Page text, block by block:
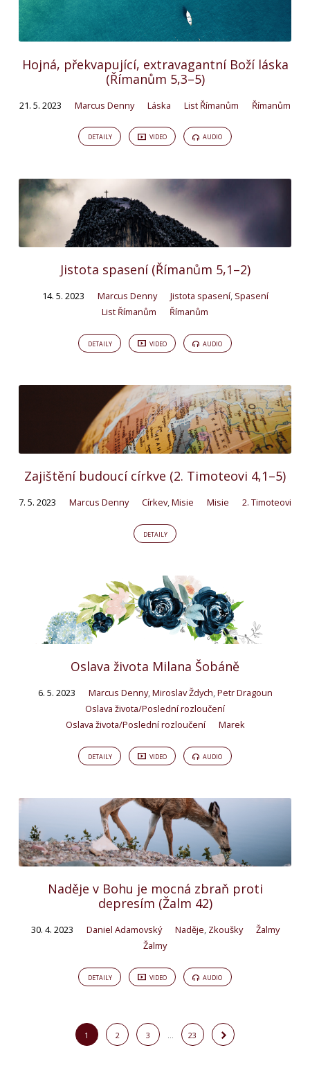
Hojná, překvapující, extravagantní Boží láska
(Římanům 5,3–5)
21. 5. 2023 Marcus Denny Láska List Římanům Římanům
DETAILY VIDEO AUDIO
Jistota spasení (Římanům 5,1–2)
14. 5. 2023 Marcus Denny Jistota spasení, Spasení
List Římanům
Římanům
DETAILY VIDEO AUDIO
Zajištění budoucí církve (2. Timoteovi 4,1–5)
7. 5. 2023 Marcus Denny Církev,Misie Misie 2. Timoteovi
DETAILY
Oslava života Milana Šobáně
6. 5. 2023 Marcus Denny,Miroslav Ždych,Petr Dragoun
Oslava života/Poslední rozloučení
Oslava života/Poslední rozloučení
Marek
DETAILY VIDEO AUDIO
Naděje v Bohu je mocná zbraň proti
depresím (Žalm 42)
30. 4. 2023 Daniel Adamovský Naděje, Zkoušky
Žalmy
Žalmy
DETAILY VIDEO AUDIO
1 2 3 … 23